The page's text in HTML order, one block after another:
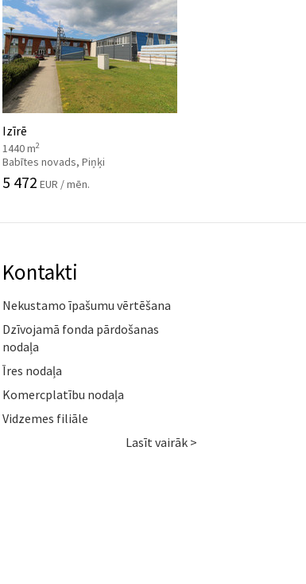
Izīrē
1440 m2
Babītes novads, Piņķi
5 472 EUR / mēn.
Kontakti
Nekustamo īpašumu vērtēšana
Dzīvojamā fonda pārdošanas
nodaļa
Īres nodaļa
Komercplatību nodaļa
Vidzemes filiāle
Lasīt vairāk >